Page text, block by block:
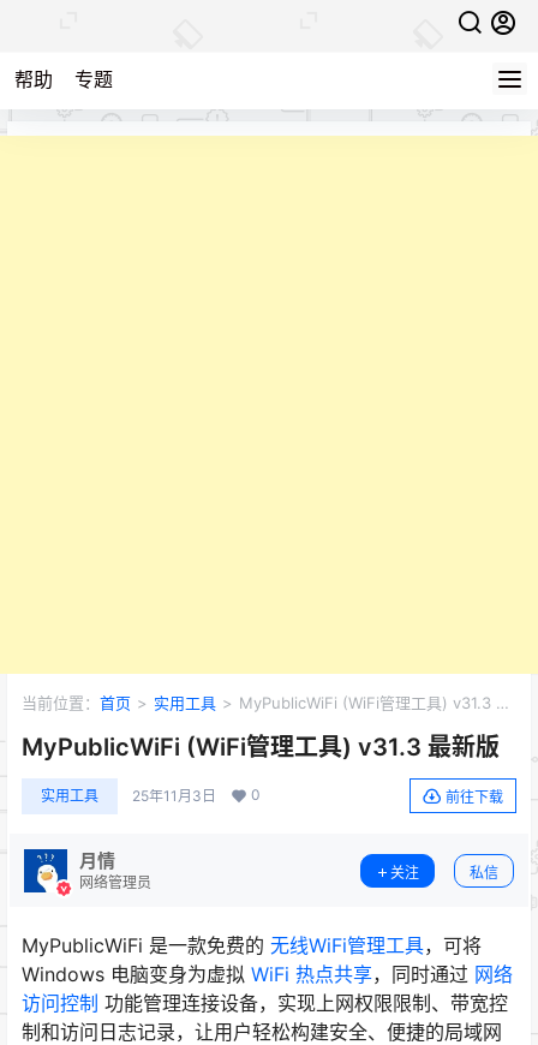
帮助 专题
当前位置： 首页 > 实用工具 > MyPublicWiFi (WiFi管理工具) v31.3 最
MyPublicWiFi (WiFi管理工具) v31.3 最新版
实用工具 25年11月3日 0 前往下载
月情
网络管理员
关注 私信
MyPublicWiFi 是一款免费的 无线WiFi管理工具，可将
Windows 电脑变身为虚拟 WiFi 热点共享，同时通过 网络
访问控制 功能管理连接设备，实现上网权限限制、带宽控
制和访问日志记录，让用户轻松构建安全、便捷的局域网